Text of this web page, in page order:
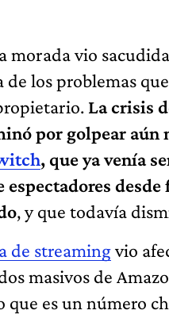
morada vio
de los problemas
La crisis
por golpear aún
, que ya venía
espectadores desde
, y que todavía
de streamingvio
masivos de
que es un número